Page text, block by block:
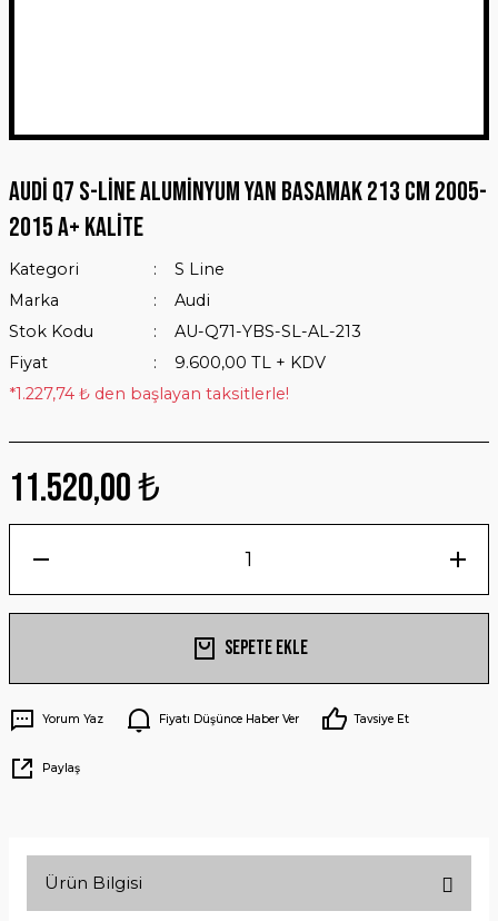
Audi Q7 S-Line Aluminyum Yan Basamak 213 Cm 2005-
2015 A+ Kalite
Kategori
S Line
Marka
Audi
Stok Kodu
AU-Q71-YBS-SL-AL-213
Fiyat
9.600,00 TL + KDV
*1.227,74 ₺ den başlayan taksitlerle!
11.520,00 ₺
Sepete Ekle
Yorum Yaz Fiyatı Düşünce Haber Ver Tavsiye Et
Paylaş
Ürün Bilgisi